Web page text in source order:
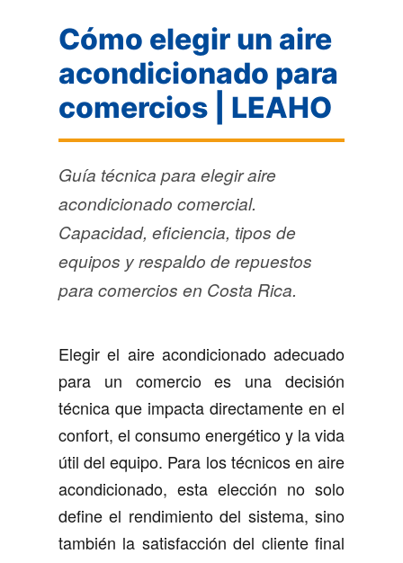
Cómo elegir un aire
acondicionado para
comercios | LEAHO
Guía técnica para elegir aire
acondicionado comercial.
Capacidad, eficiencia, tipos de
equipos y respaldo de repuestos
para comercios en Costa Rica.
Elegir el aire acondicionado adecuado
para un comercio es una decisión
técnica que impacta directamente en el
confort, el consumo energético y la vida
útil del equipo. Para los técnicos en aire
acondicionado, esta elección no solo
define el rendimiento del sistema, sino
también la satisfacción del cliente final